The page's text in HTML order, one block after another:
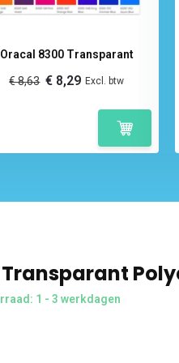
Oracal 8300 Transparant
€ 8,63 € 8,29 Excl. btw
Transparant
1 - 3 werkdagen